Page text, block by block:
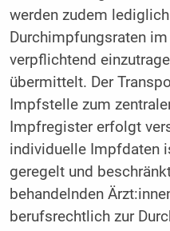
werden zudem
Durchimpfungsraten
verpflichtend
übermittelt. Der
Impfstelle zum
Impfregister erfolgt
individuelle Impfdaten
geregelt und
behandelnden
berufsrechtlich zur